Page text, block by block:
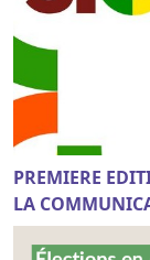
PREMIERE
LA